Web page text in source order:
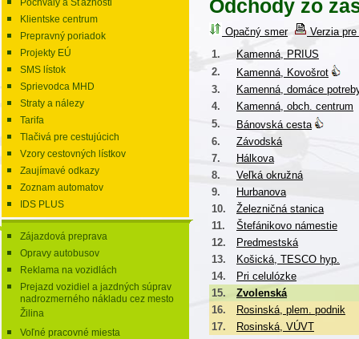
Pochvaly a Sťažnosti
Klientske centrum
Prepravný poriadok
Projekty EÚ
SMS lístok
Sprievodca MHD
Straty a nálezy
Tarifa
Tlačivá pre cestujúcich
Vzory cestovných lístkov
Zaujímavé odkazy
Zoznam automatov
IDS PLUS
Zájazdová preprava
Opravy autobusov
Reklama na vozidlách
Prejazd vozidiel a jazdných súprav
nadrozmerného nákladu cez mesto
Žilina
Voľné pracovné miesta
Odchody zo
Opačný smer
Verzia
1.
Kamenná, PRIUS
2.
Kamenná, Kovošrot
3.
Kamenná, domáce
4.
Kamenná, obch. centrum
5.
Bánovská cesta
6.
Závodská
7.
Hálkova
8.
Veľká okružná
9.
Hurbanova
10.
Železničná stanica
11.
Štefánikovo námestie
12.
Predmestská
13.
Košická, TESCO hyp.
14.
Pri celulózke
15.
Zvolenská
16.
Rosinská, plem. podnik
17.
Rosinská, VÚVT